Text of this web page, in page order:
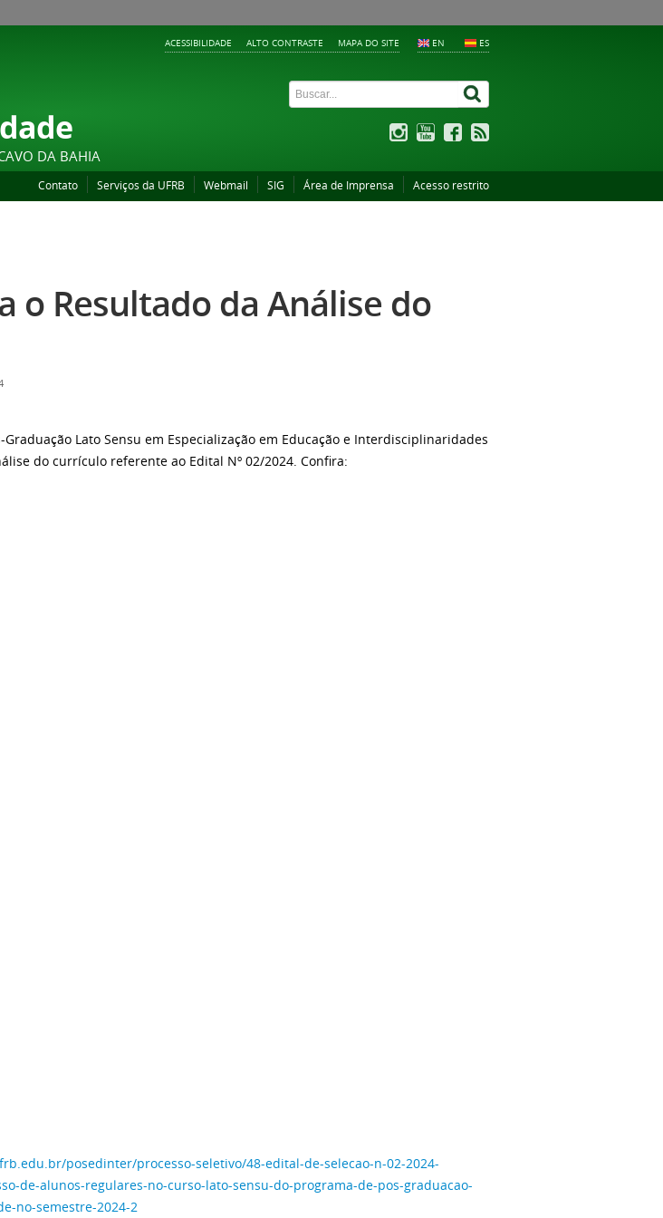
EN ES
ACESSIBILIDADE ALTO CONTRASTE MAPA DO SITE
DA BAHIA
Contato Serviços da UFRB Webmail SIG Área de Imprensa Acesso restrito
o Resultado da Análise do
Graduação Lato Sensu em Especialização em Educação e Interdisciplinaridades
do currículo referente ao Edital Nº 02/2024. Confira:
posedinter/processo-seletivo/48-edital-de-selecao-n-02-2024-
de-alunos-regulares-no-curso-lato-sensu-do-programa-de-pos-graduacao-
no-semestre-2024-2